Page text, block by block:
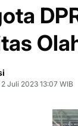
Juli 2023 13:07 WIB